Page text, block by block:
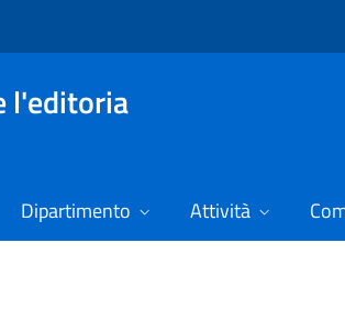
l'editoria
Dipartimento Attività